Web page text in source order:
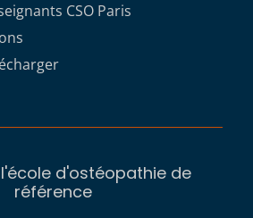
CSO Paris
l'école d'ostéopathie de
référence